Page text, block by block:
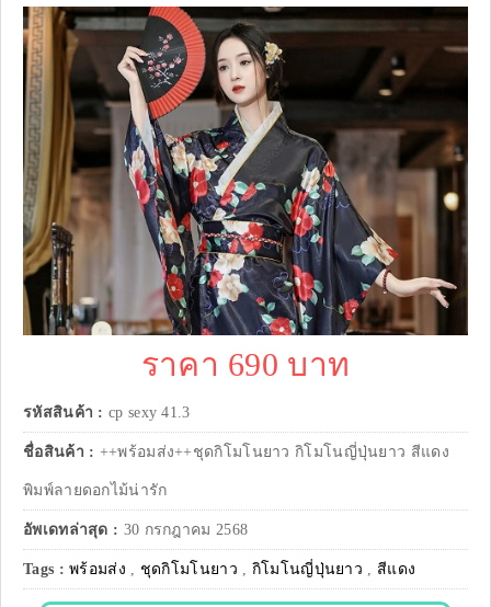
ราคา 690 บาท
รหัสสินค้า : cp sexy 41.3
ชื่อสินค้า : ++พร้อมส่ง++ชุดกิโมโนยาว กิโมโนญี่ปุ่นยาว สีแดง
พิมพ์ลายดอกไม้น่ารัก
อัพเดทล่าสุด : 30 กรกฎาคม 2568
Tags :พร้อมส่ง , ชุดกิโมโนยาว , กิโมโนญี่ปุ่นยาว , สีแดง